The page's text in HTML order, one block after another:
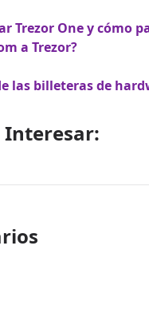
Trezor One y cómo
a Trezor?
las billeteras de
Interesar: